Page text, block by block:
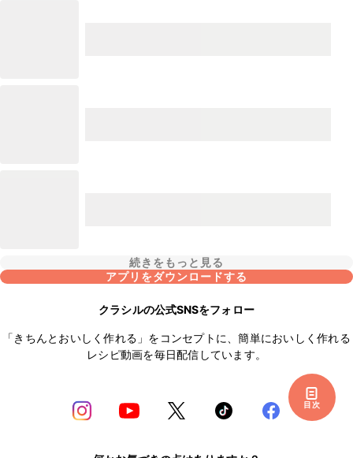
目次
続きをもっと見る
アプリをダウンロードする
クラシルの公式SNSをフォロー
「きちんとおいしく作れる」をコンセプトに、簡単においしく作れる
レシピ動画を毎日配信しています。